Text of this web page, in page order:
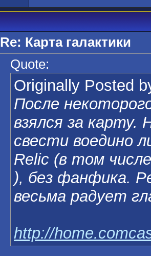
Re: Карта галактики
Quote:
Originally Posted
После
взялся за
свести воедино
Relic (в том
), без фанфика.
весьма радует
http://